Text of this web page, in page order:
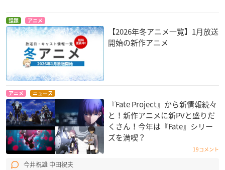
話題 アニメ
【2026年冬アニメ一覧】1月放送
開始の新作アニメ
アニメ ニュース
『Fate Project』から新情報続々
と！新作アニメに新PVと盛りだ
くさん！今年は『Fate』シリー
ズを満喫？
19コメント
今井祝雄 中田祝夫